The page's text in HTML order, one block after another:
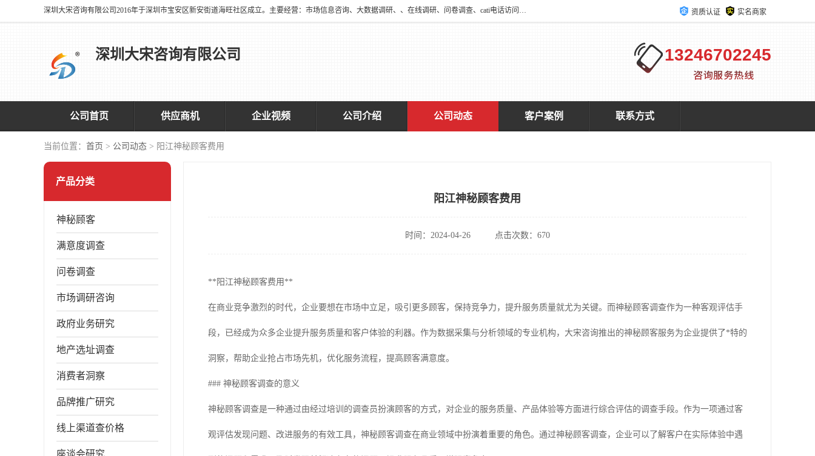
深圳大宋咨询有限公司2016年于深圳市宝安区新安街道海旺社区成立。主要经营：市场信息咨询、大数据调研、、在线调研、问卷调查、cati电话访问、神秘顾客调查、广告效果评估、消费者调查、大数据采集分析等，从事广告业务、国内贸易、数据采集、数据处理；公共文明测评。 资质认证 实名商家
深圳大宋咨询有限公司 13246702245
公司首页 供应商机 企业视频 公司介绍 公司动态 客户案例 联系方式
当前位置： 首页 > 公司动态 > 阳江神秘顾客费用
产品分类
神秘顾客
满意度调查
问卷调查
市场调研咨询
政府业务研究
地产选址调查
消费者洞察
品牌推广研究
线上渠道查价格
座谈会研究
阳江神秘顾客费用
时间：2024-04-26 点击次数：670
**阳江神秘顾客费用**
在商业竞争激烈的时代，企业要想在市场中立足，吸引更多顾客，保持竞争力，提升服务质量就尤为关键。而神秘顾客调查作为一种客观评估手
段，已经成为众多企业提升服务质量和客户体验的利器。作为数据采集与分析领域的专业机构，大宋咨询推出的神秘顾客服务为企业提供了*特的
洞察，帮助企业抢占市场先机，优化服务流程，提高顾客满意度。
### 神秘顾客调查的意义
神秘顾客调查是一种通过由经过培训的调查员扮演顾客的方式，对企业的服务质量、产品体验等方面进行综合评估的调查手段。作为一项通过客
观评估发现问题、改进服务的有效工具，神秘顾客调查在商业领域中扮演着重要的角色。通过神秘顾客调查，企业可以了解客户在实际体验中遇